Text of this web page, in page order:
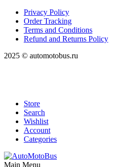
Privacy Policy
Order Tracking
Terms and Conditions
Refund and Returns Policy
2025 © automotobus.ru
Store
Search
Wishlist
Account
Categories
Main Menu